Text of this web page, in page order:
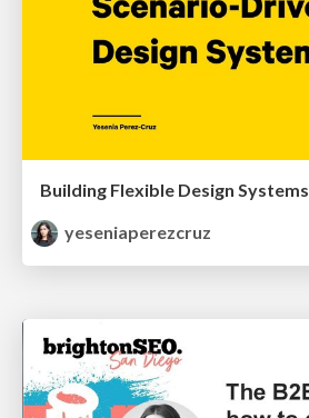
Building Flexible Design Systems
yeseniaperezcruz